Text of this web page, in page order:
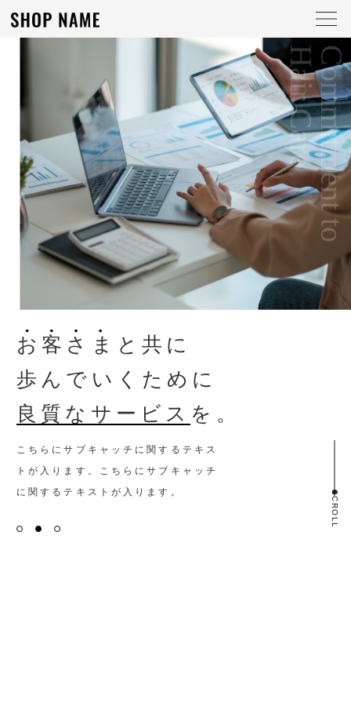
お客さま と共に
歩んでいくために
良質なサービス を。
こちらにサブキャッチに関するテキス
トが入ります。こちらにサブキャッチ
に関するテキストが入ります。
SCROLL